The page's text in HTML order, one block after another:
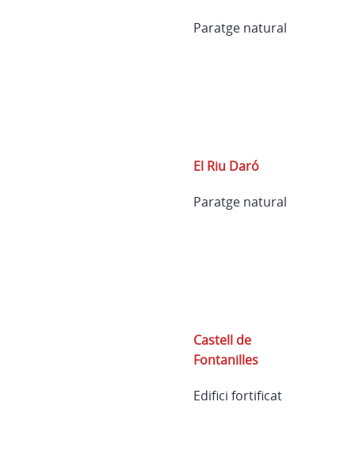
Paratge natural
El Riu Daró
Paratge natural
Castell de
Fontanilles
Edifici fortificat